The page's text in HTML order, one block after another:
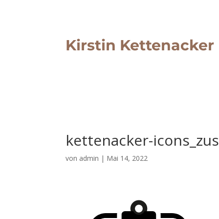
Kirstin Kettenacker
kettenacker-
von admin | Mai 14, 2022